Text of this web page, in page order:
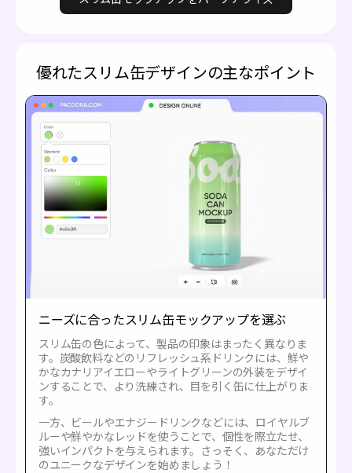
優れたスリム缶デザインの主なポイント
ニーズに合ったスリム缶モックアップを選ぶ
スリム缶の色によって、製品の印象はまったく異なりま
す。炭酸飲料などのリフレッシュ系ドリンクには、鮮や
かなカナリアイエローやライトグリーンの外装をデザイ
ンすることで、より洗練され、目を引く缶に仕上がりま
す。
一方、ビールやエナジードリンクなどには、ロイヤルブ
ルーや鮮やかなレッドを使うことで、個性を際立たせ、
強いインパクトを与えられます。さっそく、あなただけ
のユニークなデザインを始めましょう！